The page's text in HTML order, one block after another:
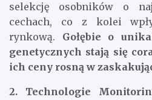
selekcję osobników o
cechach, co z kolei
rynkową. Gołębie o
genetycznych stają się
ich ceny rosną w
2. Technologie